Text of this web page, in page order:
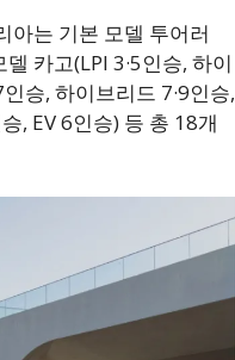
아는 기본 모델 투어러
카고(LPI 3·5인승, 하이
승, 하이브리드 7·9인승,
, EV 6인승) 등 총 18개